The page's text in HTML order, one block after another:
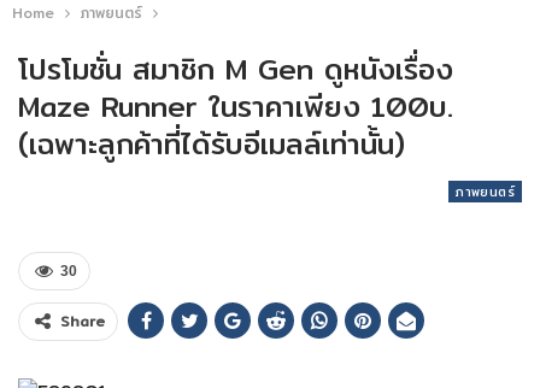
Home ภาพยนตร์
โปรโมชั่น สมาชิก M Gen ดูหนังเรื่อง
Maze Runner ในราคาเพียง 100บ.
(เฉพาะลูกค้าที่ได้รับอีเมลล์เท่านั้น)
ภาพยนตร์
30
Share